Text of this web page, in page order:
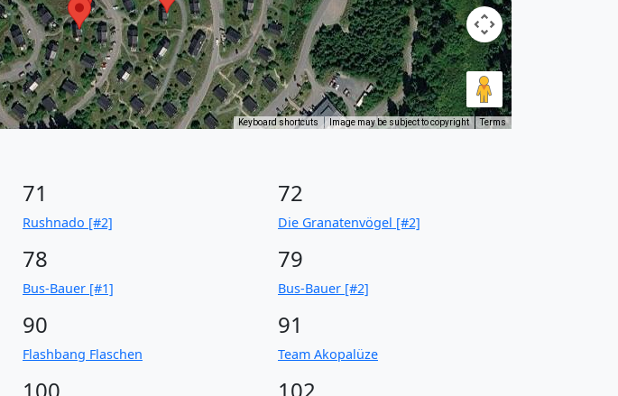
Keyboard shortcuts Image may be subject to copyright Terms
71
Rushnado [#2]
72
Die Granatenvögel [#2]
78
Bus-Bauer [#1]
79
Bus-Bauer [#2]
90
Flashbang Flaschen
91
Team Akopalüze